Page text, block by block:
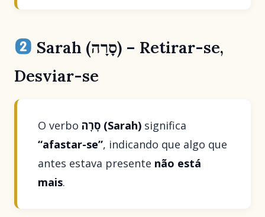
Sarah (סָרָה) – Retirar-se,
Desviar-se
O verbo סָרָה (Sarah) significa
“afastar-se”, indicando que algo que
antes estava presente não está
mais.